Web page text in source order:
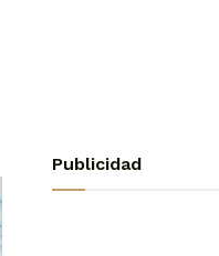
Publicidad